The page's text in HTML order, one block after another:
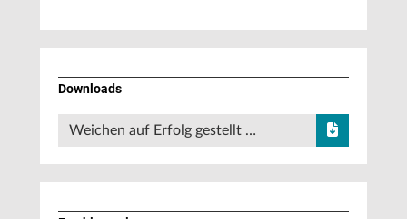
Downloads
Weichen auf Erfolg gestellt …